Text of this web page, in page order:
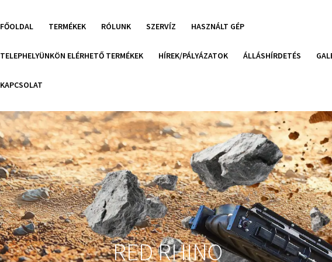
FŐOLDAL TERMÉKEK RÓLUNK SZERVÍZ HASZNÁLT GÉP
TELEPHELYÜNKÖN ELÉRHETŐ TERMÉKEK HÍREK/PÁLYÁZATOK ÁLLÁSHÍRDETÉS
KAPCSOLAT
RED RHINO